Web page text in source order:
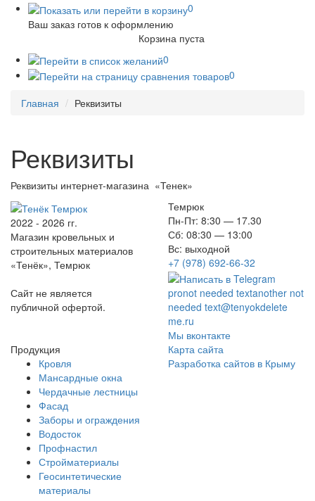
0
Ваш заказ готов к оформлению
Корзина пуста
0
0
Главная Реквизиты
Реквизиты
Реквизиты интернет-магазина «Тенек»
2022 - 2026 гг.
Магазин кровельных и
строительных материалов
«Тенёк», Темрюк
Сайт не является
публичной офертой.
Темрюк
Пн-Пт: 8:30 — 17.30
Сб: 08:30 — 13:00
Вс: выходной
+7 (978) 692-66-32
pronot needed textanother not
needed text@tenyokdelete
me.ru
Мы вконтакте
Продукция
Кровля
Мансардные окна
Чердачные лестницы
Фасад
Заборы и ограждения
Водосток
Профнастил
Стройматериалы
Геосинтетические
материалы
Карта сайта
Разработка сайтов в Крыму